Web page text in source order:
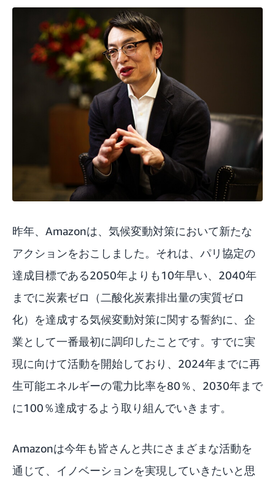
昨年、Amazonは、気候変動対策において新たな
アクションをおこしました。それは、パリ協定の
達成目標である2050年よりも10年早い、2040年
までに炭素ゼロ（二酸化炭素排出量の実質ゼロ
化）を達成する気候変動対策に関する誓約に、企
業として一番最初に調印したことです。すでに実
現に向けて活動を開始しており、2024年までに再
生可能エネルギーの電力比率を80％、2030年まで
に100％達成するよう取り組んでいきます。
Amazonは今年も皆さんと共にさまざまな活動を
通じて、イノベーションを実現していきたいと思